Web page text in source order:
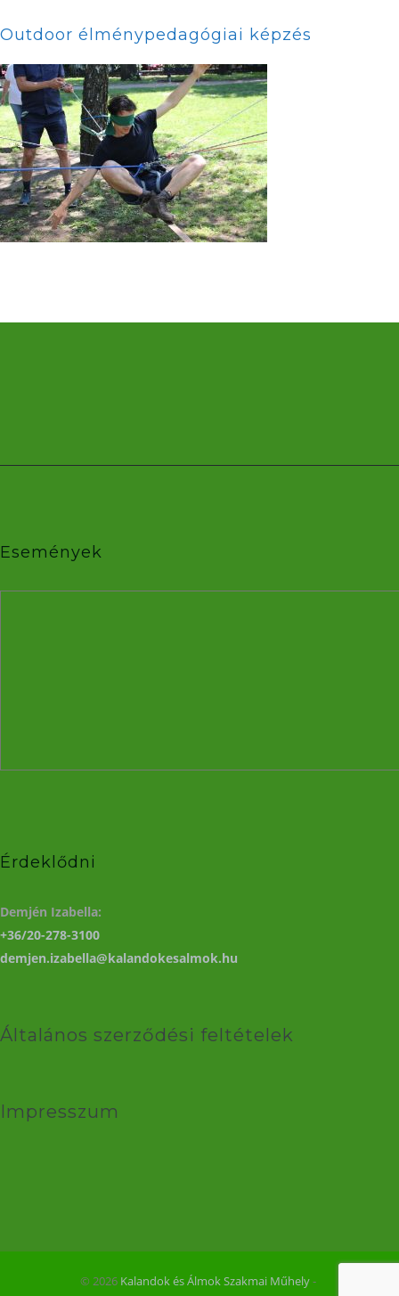
Outdoor élménypedagógiai képzés
Események
Érdeklődni
Demjén Izabella:
+36/20-278-3100
demjen.izabella@kalandokesalmok.hu
Általános szerződési feltételek
Impresszum
© 2026 Kalandok és Álmok Szakmai Műhely‐